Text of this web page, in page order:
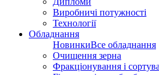
Виробничі потужності
Технології
Обладнання
НовинкиВсе обладнання
Очищення зерна
Фракціонування і